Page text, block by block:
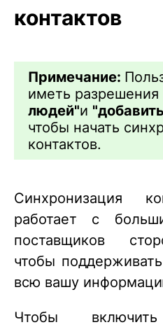
контактов
Примечание:
иметь разрешения
людей"и
чтобы начать
контактов.
Синхронизация
работает с
поставщиков
чтобы
всю вашу
Чтобы включить